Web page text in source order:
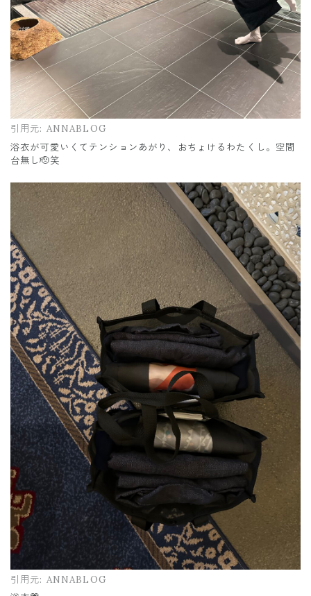
引用元: ANNABLOG
浴衣が可愛いくてテンションあがり、おちょけるわたくし。空間
台無し🫡笑
引用元: ANNABLOG